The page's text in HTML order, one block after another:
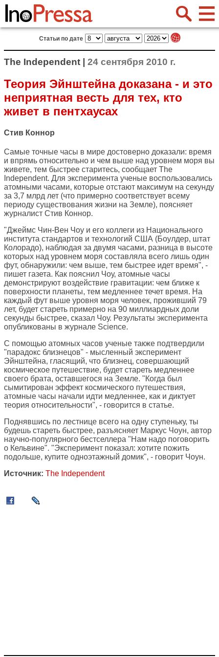
Статьи по дате
The Independent | 24 сентября 2010 г.
Теория Эйнштейна доказана - и это
неприятная весть для тех, кто
живет в пентхаусах
Стив Коннор
Самые точные часы в мире достоверно доказали: время
и впрямь относительно и чем выше над уровнем моря вы
живете, тем быстрее старитесь, сообщает The
Independent. Для эксперимента ученые воспользовались
атомными часами, которые отстают максимум на секунду
за 3,7 млрд лет (что примерно соответствует всему
периоду существования жизни на Земле), поясняет
журналист Стив Коннор.
"Джеймс Чин-Вен Чоу и его коллеги из Национального
института стандартов и технологий США (Боулдер, штат
Колорадо), наблюдая за двумя часами, разница в высоте
которых над уровнем моря составляла всего лишь один
фут, обнаружили: чем выше, тем быстрее идет время", -
пишет газета. Как пояснил Чоу, атомные часы
демонстрируют воздействие гравитации: чем ближе к
поверхности планеты, тем медленнее течет время. На
каждый фут выше уровня моря человек, проживший 79
лет, будет стареть примерно на 90 миллиардных доли
секунды быстрее, сказал Чоу. Результаты эксперимента
опубликованы в журнале Science.
С помощью атомных часов ученые также подтвердили
"парадокс близнецов" - мысленный эксперимент
Эйнштейна, гласящий, что близнец, совершающий
космическое путешествие, будет стареть медленнее
своего брата, оставшегося на Земле. "Когда был
сымитирован эффект космического путешествия,
атомные часы начали идти медленнее, как и диктует
теория относительности", - говорится в статье.
Поднявшись по лестнице всего на одну ступеньку, ты
будешь стареть быстрее, разъясняет Маркус Чоун, автор
научно-популярного бестселлера "Нам надо поговорить
о Кельвине". "Эксперимент показал: хотите пожить
подольше, купите одноэтажный домик", - говорит Чоун.
Источник: The Independent